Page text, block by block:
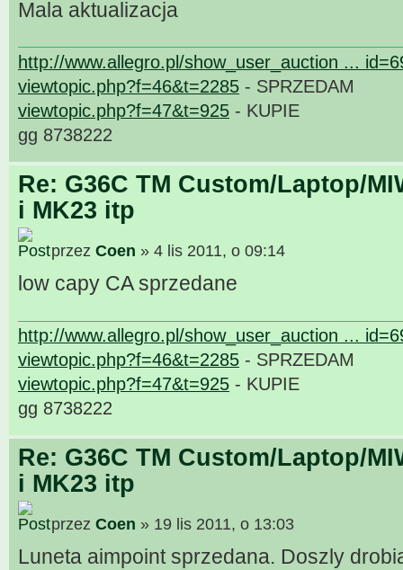
Mala aktualizacja
http://www.allegro.pl/show_user_auction ...
viewtopic.php?f=46&t=2285 - SPRZEDAM
viewtopic.php?f=47&t=925 - KUPIE
gg 8738222
Re: G36C TM Custom/Laptop/
i MK23 itp
przez Coen » 4 lis 2011, o 09:14
low capy CA sprzedane
http://www.allegro.pl/show_user_auction ...
viewtopic.php?f=46&t=2285 - SPRZEDAM
viewtopic.php?f=47&t=925 - KUPIE
gg 8738222
Re: G36C TM Custom/Laptop/
i MK23 itp
przez Coen » 19 lis 2011, o 13:03
Luneta aimpoint sprzedana. Doszly